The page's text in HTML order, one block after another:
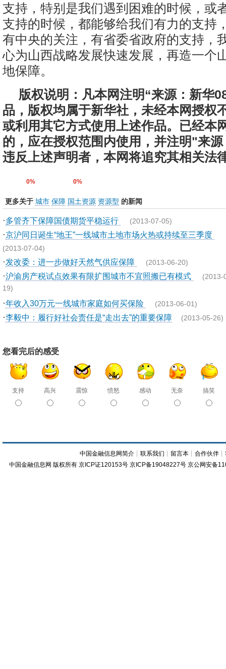
支持，特别是我们遇到困难的时候，或
支持的时候，都能够给我们有力的支持
有中央的关注，有省委省政府的支持，
心为山西战略发展快速发展，再造一个
地保障。
版权说明：凡本网注明“来源：新华
品，版权均属于新华社，未经本网授权
或利用其它方式使用上述作品。已经本
的，应在授权范围内使用，并注明"来
违反上述声明者，本网将追究其相关法
0% 0%
更多关于 城市 保障 国土资源 资源型 的新闻
·多管齐下保障国债期货平稳运行 (2013-07-05)
·京沪同日诞生“地王”一线城市土地市场火热或持续至三季度
(2013-07-04)
·发改委：进一步做好天然气供应保障 (2013-06-20)
·沪渝房产税试点效果有限扩围城市不宜照搬已有模式 (2013-
19)
·年收入30万元一线城市家庭如何买保险 (2013-06-01)
·李毅中：履行好社会责任是“走出去”的重要保障 (2013-05-26)
您看完后的感受
支持 高兴 震惊 愤怒 感动 无奈 搞笑
中国金融信息网简介 ┊联系我们 ┊ 留言本 ┊合作伙伴 ┊
中国金融信息网 版权所有 京ICP证120153号 京ICP备19048227号 京公网安备